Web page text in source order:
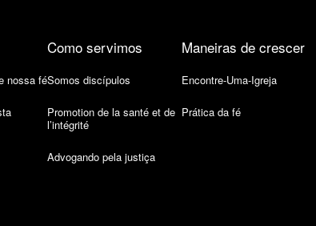
nossa fé
Como servimos
Somos discípulos
Promotion de la santé et de
l’intégrité
Advogando pela justiça
Maneiras de crescer
Encontre-Uma-Igreja
Prática da fé